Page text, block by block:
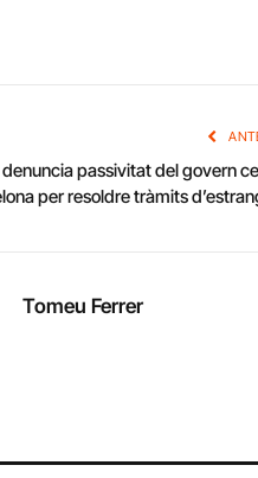
passivitat del govern
per resoldre tràmits
Tomeu Ferrer